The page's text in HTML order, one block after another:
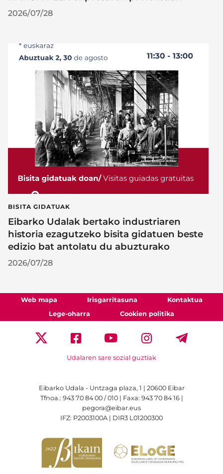
2026/07/28
BISITA GIDATUAK
Eibarko Udalak bertako industriaren
historia ezagutzeko bisita gidatuen beste
edizio bat antolatu du abuzturako
2026/07/28
Web mapa Irisgarritasuna
Kontaktua
Lege-oharra
Cookien politika
Udalaren sare sozial guztiak
Eibarko Udala - Untzaga plaza, 1 | 20600 Eibar
Tfnoa.: 943 70 84 00 / 010 | Faxa: 943 70 84 16 |
pegora@eibar.eus
IFZ: P2003100A | DIR3 L01200300